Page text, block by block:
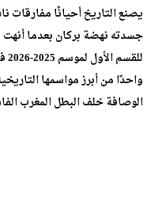
يصنع التاريخ أحيانًا مفارقات
جسدته نهضة بركان بعدما أنهت
الوصافة خلف البطل المغرب